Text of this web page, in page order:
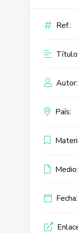
Ref.:
Título:
Autor:
País:
Medio:
Fecha: